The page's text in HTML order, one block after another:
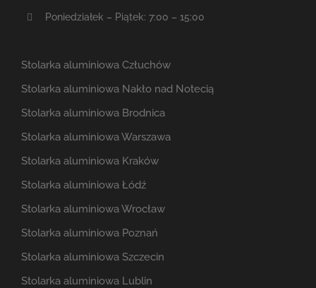
Poniedziałek – Piątek: 7:00 – 15:00
Stolarka aluminiowa Człuchów
Stolarka aluminiowa Nakło nad Notecią
Stolarka aluminiowa Brodnica
Stolarka aluminiowa Warszawa
Stolarka aluminiowa Kraków
Stolarka aluminiowa Łódź
Stolarka aluminiowa Wrocław
Stolarka aluminiowa Poznań
Stolarka aluminiowa Szczecin
Stolarka aluminiowa Lublin